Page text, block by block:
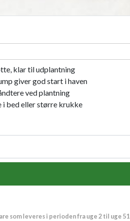
klar til udplantning
giver god start i haven
ved plantning
i bed eller større krukke
som leveres i perioden fra uge 2 til uge 51